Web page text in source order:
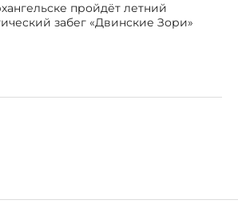
пройдёт летний
забег «Двинские Зори»